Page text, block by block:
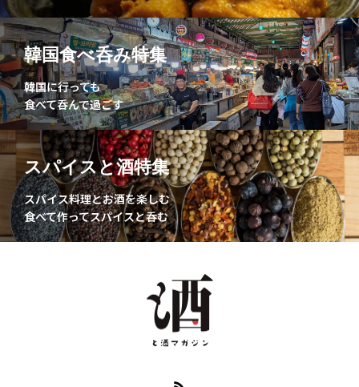
韓国食べ呑み特集
韓国に行っても
食べて呑んで過ごす
スパイスと酒特集
スパイス料理とお酒を楽しむ
食べて作ってスパイスと呑む